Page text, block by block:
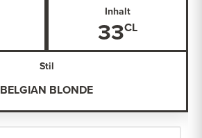
Inhalt
33
Stil
BELGIAN BLONDE